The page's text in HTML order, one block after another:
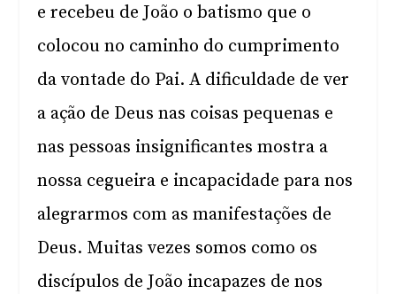
e recebeu de João o batismo que o
colocou no caminho do cumprimento
da vontade do Pai. A dificuldade de ver
a ação de Deus nas coisas pequenas e
nas pessoas insignificantes mostra a
nossa cegueira e incapacidade para nos
alegrarmos com as manifestações de
Deus. Muitas vezes somos como os
discípulos de João incapazes de nos